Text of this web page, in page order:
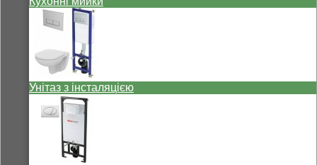
Унітаз з інсталяцією